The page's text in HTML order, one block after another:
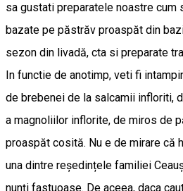
sa gustati preparatele noastre cum
bazate pe păstrăv proaspăt din
sezon din livadă, cta si preparate
In functie de anotimp, veti fi
de brebenei de la salcamii infloriti,
a magnoliilor inflorite, de miros de
proaspăt cosită. Nu e de mirare că
una dintre reședințele familiei
nunți fastuoase. De aceea, daca